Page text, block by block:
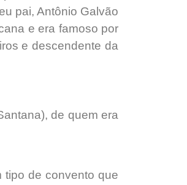
pai, Antônio Galvão
e era famoso por
e descendente da
de quem era
tipo de convento que